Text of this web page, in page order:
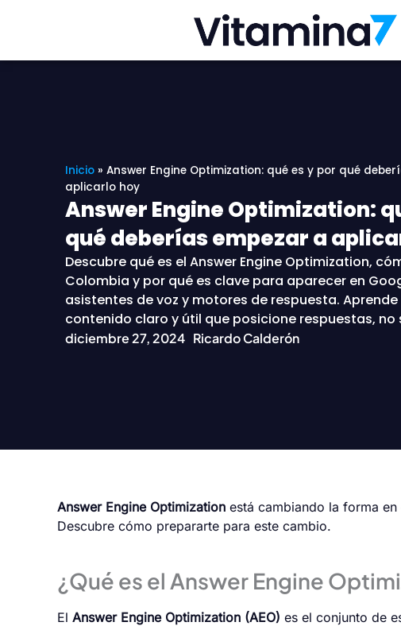
Inicio » Answer Engine Optimization: qué es y por qué
aplicarlo hoy
Answer Engine Optimization:
qué deberías empezar a
Descubre qué es el Answer Engine Optimization,
Colombia y por qué es clave para aparecer en
asistentes de voz y motores de respuesta.
contenido claro y útil que posicione respuestas, no
diciembre 27, 2024 Ricardo Calderón
Answer Engine Optimization está cambiando la forma
Descubre cómo prepararte para este cambio.
¿Qué es el Answer Engine
El Answer Engine Optimization (AEO) es el conjunto de